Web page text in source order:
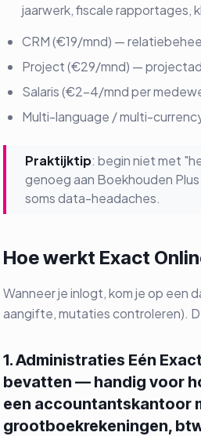
jaarwerk, fiscale rapportages,
CRM (€19/mnd) —
Project (€29/mnd) —
Salaris (€2-4/mnd per
Multi-language / multi-
Praktijktip: begin niet met
genoeg aan Boekhouden
soms data-headaches.
Hoe werkt Exact
Wanneer je inlogt, kom je op
aangifte, mutaties controleren).
1. Administraties Eén
bevatten — handig voor
een accountantskantoor
grootboekrekeningen,